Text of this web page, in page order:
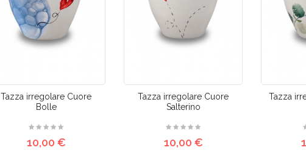
Tazza irregolare Cuore
Bolle
10,00 €
Tazza irregolare Cuore
Salterino
10,00 €
Tazza